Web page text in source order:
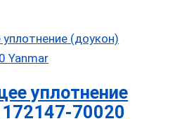
уплотнение
70020